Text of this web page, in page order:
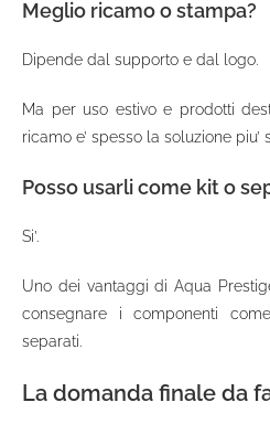
Meglio ricamo o stampa?
Dipende dal supporto e dal logo.
Ma per uso estivo e prodotti
ricamo e’ spesso la soluzione piu’
Posso usarli come kit o
Si’.
Uno dei vantaggi di Aqua
consegnare i componenti
separati.
La domanda finale da